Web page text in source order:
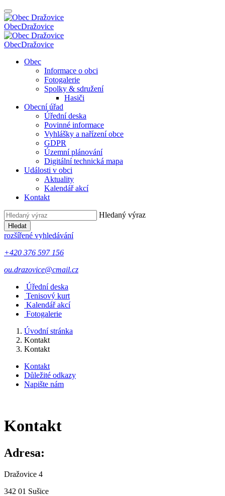
ObecDražovice
ObecDražovice
Obec
Informace o obci
Fotogalerie
Spolky & sdružení
Hasiči
Obecní úřad
Úřední deska
Povinné informace
Vyhlášky a nařízení obce
GDPR
Územní plánování
Digitální technická mapa
Události v obci
Aktuality
Kalendář akcí
Kontakt
Hledaný výraz
Hledat
rozšířené vyhledávání
+420 376 597 156
ou.drazovice@cmail.cz
Úřední deska
Tenisový kurt
Kalendář akcí
Fotogalerie
Úvodní stránka
Kontakt
Kontakt
Kontakt
Důležité odkazy
Napište nám
Kontakt
Adresa:
Dražovice 4
342 01 Sušice